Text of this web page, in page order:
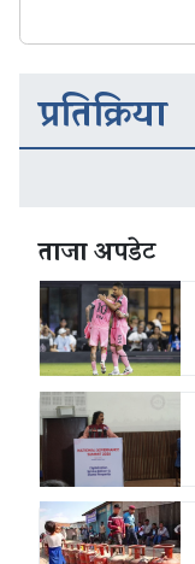
प्रतिक्रिया
ताजा अपडेट